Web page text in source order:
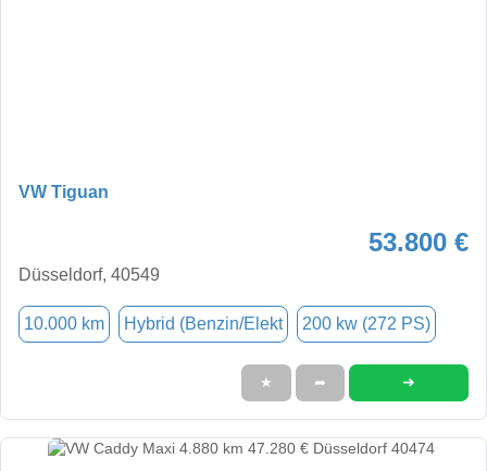
VW Tiguan
53.800 €
Düsseldorf, 40549
10.000 km Hybrid (Benzin/Elekt 200 kw (272 PS)
★ ➦ ➜